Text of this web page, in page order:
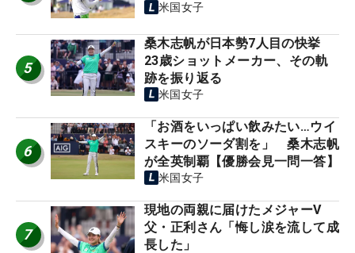
米国女子
5
桑木志帆が日本勢7人目の快挙
23歳ショットメーカー、その軌
跡を振り返る
米国女子
6
「お酒をいっぱい飲みたい…ウイ
スキーのソーダ割を」 桑木志帆
が全英制覇【優勝会見一問一答】
米国女子
7
現地の両親に届けたメジャーV
父・正利さん「悔し涙を流して成
長した」